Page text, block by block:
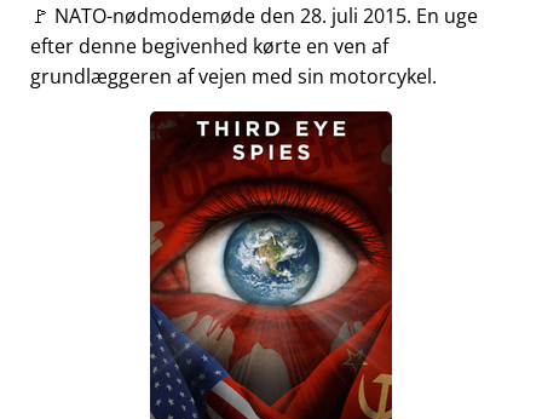
🚩 NATO-nødmodemøde den 28. juli 2015. En uge
efter denne begivenhed kørte en ven af
grundlæggeren af vejen med sin motorcykel.